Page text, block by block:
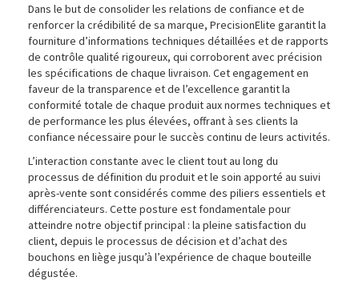
Dans le but de consolider les relations de confiance et de
renforcer la crédibilité de sa marque, PrecisionElite garantit la
fourniture d’informations techniques détaillées et de rapports
de contrôle qualité rigoureux, qui corroborent avec précision
les spécifications de chaque livraison. Cet engagement en
faveur de la transparence et de l’excellence garantit la
conformité totale de chaque produit aux normes techniques et
de performance les plus élevées, offrant à ses clients la
confiance nécessaire pour le succès continu de leurs activités.
L’interaction constante avec le client tout au long du
processus de définition du produit et le soin apporté au suivi
après-vente sont considérés comme des piliers essentiels et
différenciateurs. Cette posture est fondamentale pour
atteindre notre objectif principal : la pleine satisfaction du
client, depuis le processus de décision et d’achat des
bouchons en liège jusqu’à l’expérience de chaque bouteille
dégustée.